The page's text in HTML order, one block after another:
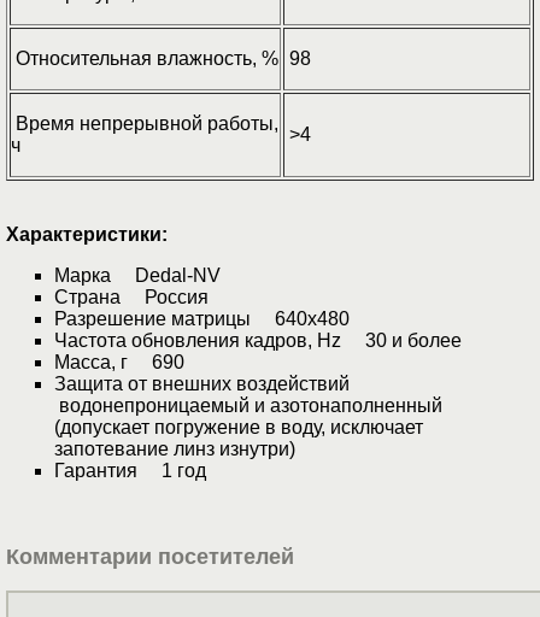
Относительная влажность, % 98
Время непрерывной работы,
ч
>4
Характеристики:
Марка Dedal-NV
Страна Россия
Разрешение матрицы 640x480
Частота обновления кадров, Hz 30 и более
Масса, г 690
Защита от внешних воздействий
водонепроницаемый и азотонаполненный
(допускает погружение в воду, исключает
запотевание линз изнутри)
Гарантия 1 год
Комментарии посетителей